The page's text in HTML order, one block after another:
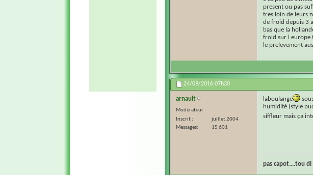
present ou pas
tres loin de leurs
de froid depuis 3
bas que la
froid sur l europe
le prelevement
24/09/2016 07h30
arnault
Modérateur
Inscrit
juillet 2004
Messages
15 601
laboulange
humidité (style
siffleur mais ça
pas capot....tou di